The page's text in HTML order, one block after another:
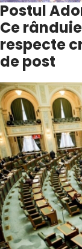
Postul
Ce
respecte
de post